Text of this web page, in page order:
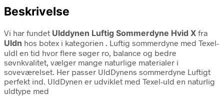
Beskrivelse
Vi har fundet Ulddynen Luftig Sommerdyne Hvid X fra
Uldn hos botex i kategorien . Luftig sommerdyne med Texel-
uldI en tid hvor flere søger ro, balance og bedre
søvnkvalitet, vælger mange naturlige materialer i
soveværelset. Her passer UldDynens sommerdyne Luftigt
perfekt ind. UldDynen er udviklet med Texel-uld en naturlig
uldtype med